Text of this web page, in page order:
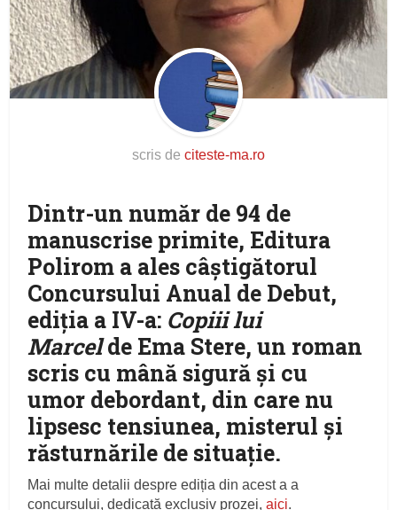
scris de citeste-ma.ro
Dintr-un număr de 94 de
manuscrise primite, Editura
Polirom a ales câștigătorul
Concursului Anual de Debut,
ediția a IV-a: Copiii lui
Marcelde Ema Stere, un roman
scris cu mână sigură și cu
umor debordant, din care nu
lipsesc tensiunea, misterul și
răsturnările de situație.
Mai multe detalii despre ediția din acest a a
concursului, dedicată exclusiv prozei,aici.